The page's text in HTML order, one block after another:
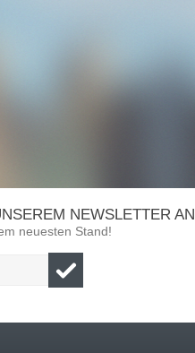
NEWSLETTER AN
neuesten Stand!